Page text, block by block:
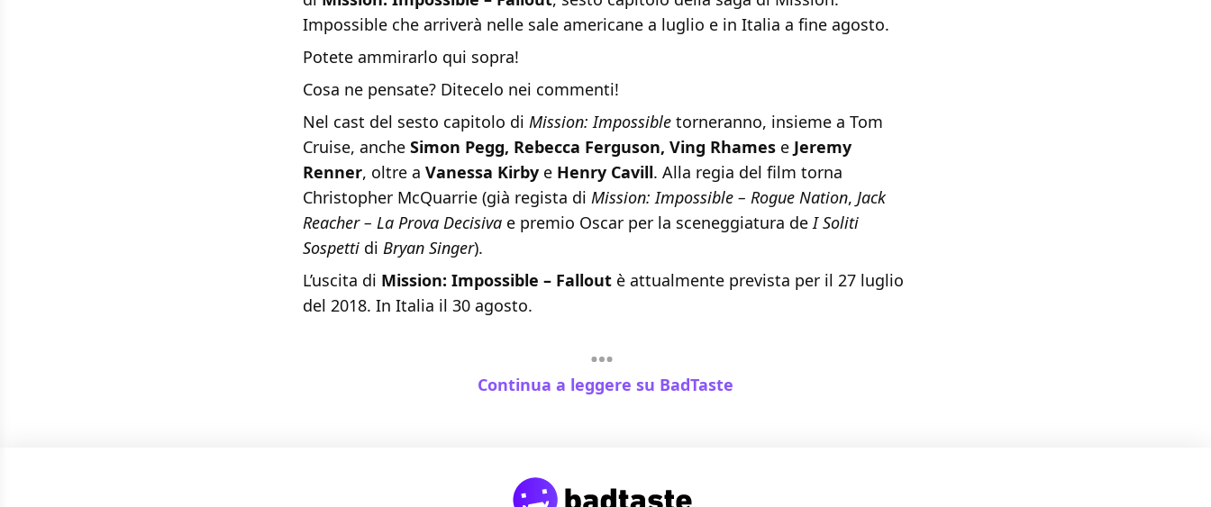
Impossible che arriverà nelle sale americane a luglio e in Italia a fine agosto.
Potete ammirarlo qui sopra!
Cosa ne pensate? Ditecelo nei commenti!
Nel cast del sesto capitolo di Mission: Impossible torneranno, insieme a Tom
Cruise, anche Simon Pegg, Rebecca Ferguson, Ving Rhames e Jeremy
Renner, oltre a Vanessa Kirby e Henry Cavill. Alla regia del film torna
Christopher McQuarrie (già regista di Mission: Impossible – Rogue Nation, Jack
Reacher – La Prova Decisiva e premio Oscar per la sceneggiatura deI Soliti
Sospetti di Bryan Singer).
L’uscita di Mission: Impossible – Fallout è attualmente prevista per il 27 luglio
del 2018. In Italia il 30 agosto.
Continua a leggere su BadTaste